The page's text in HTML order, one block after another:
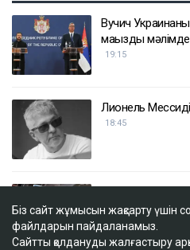
Вучич
маңызды
19:15
Лионель
18:45
алу үшін тест
17:59
Біз сайт жұмысын жақсарту үшін
файлдарын пайдаланамыз.
Сайтты қолдануды жалғастыру